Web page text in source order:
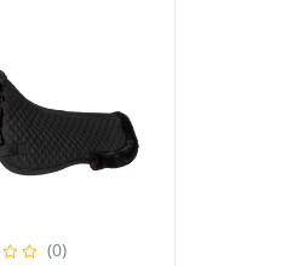
(0)